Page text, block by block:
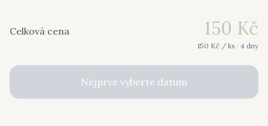
Celková cena 150 Kč
150 Kč / ks · 4 dny
Nejprve vyberte datum